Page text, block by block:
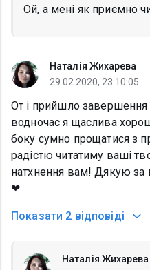
Ой, а мені як приємно
Наталія Жихарева
29.02.2020, 23:10:05
От і прийшло завершення
водночас я щаслива
боку сумно прощатися з
радістю читатиму ваші
натхнення вам! Дякую
❤
Показати 2 відповіді
Наталія Жихарева